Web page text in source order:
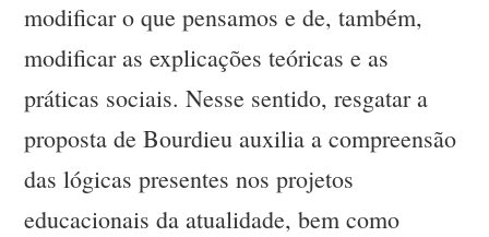
modificar o que pensamos e de, também,
modificar as explicações teóricas e as
práticas sociais. Nesse sentido, resgatar a
proposta de Bourdieu auxilia a compreensão
das lógicas presentes nos projetos
educacionais da atualidade, bem como